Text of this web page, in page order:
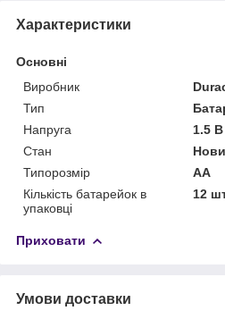
Характеристики
Основні
Виробник
Тип
Напруга
1.5 В
Стан
Типорозмір
AA
Кількість батарейок в
упаковці
12
Приховати
Умови доставки